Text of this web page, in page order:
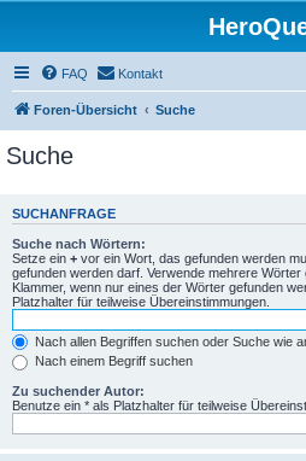
FAQ Kontakt
Foren-Übersicht Suche
Suche
SUCHANFRAGE
Suche nach Wörtern:
Setze ein + vor ein Wort, das gefunden werden
gefunden werden darf. Verwende mehrere Wörter
Klammer, wenn nur eines der Wörter gefunden
Platzhalter für teilweise Übereinstimmungen.
Nach allen Begriffen suchen oder Suche wie
Nach einem Begriff suchen
Zu suchender Autor:
Benutze ein * als Platzhalter für teilweise